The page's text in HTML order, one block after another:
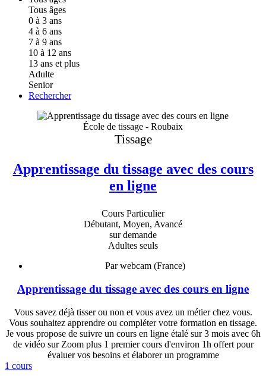
Tous âges
0 à 3 ans
4 à 6 ans
7 à 9 ans
10 à 12 ans
13 ans et plus
Adulte
Senior
Rechercher
École de tissage - Roubaix
Tissage
Apprentissage du tissage avec des cours
en ligne
Cours Particulier
Débutant, Moyen, Avancé
sur demande
Adultes seuls
Par webcam (France)
Apprentissage du tissage avec des cours en ligne
Vous savez déjà tisser ou non et vous avez un métier chez vous.
Vous souhaitez apprendre ou compléter votre formation en tissage.
Je vous propose de suivre un cours en ligne étalé sur 3 mois avec 6h
de vidéo sur Zoom plus 1 premier cours d'environ 1h offert pour
évaluer vos besoins et élaborer un programme
1 cours